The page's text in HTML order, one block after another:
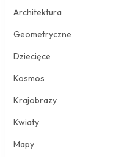
Architektura
Geometryczne
Dziecięce
Kosmos
Krajobrazy
Kwiaty
Mapy